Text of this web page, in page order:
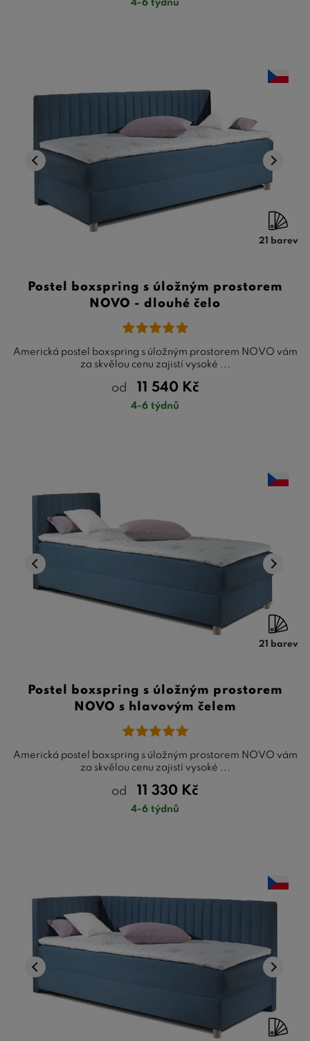
4-6 týdnů
21 barev
Postel boxspring s úložným prostorem
NOVO - dlouhé čelo
Americká postel boxspring s úložným prostorem NOVO vám
za skvělou cenu zajistí vysoké ...
od 11 540 Kč
4-6 týdnů
21 barev
Postel boxspring s úložným prostorem
NOVO s hlavovým čelem
Americká postel boxspring s úložným prostorem NOVO vám
za skvělou cenu zajistí vysoké ...
od 11 330 Kč
4-6 týdnů